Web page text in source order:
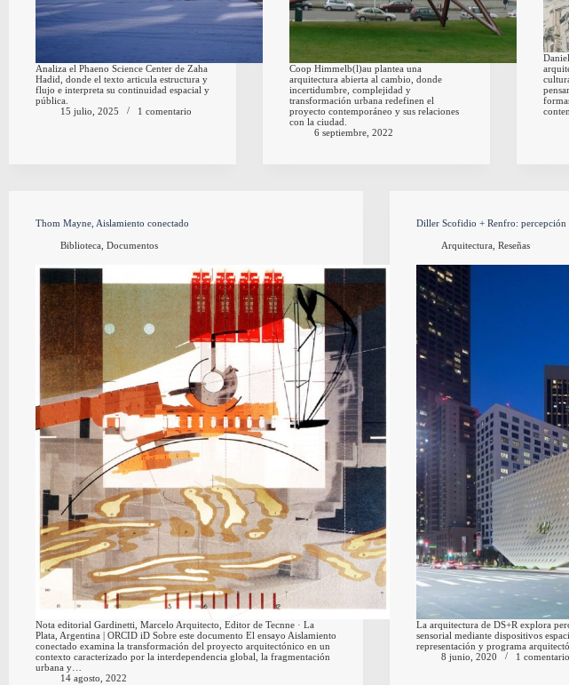
Analiza el Phaeno Science Center de Zaha
Hadid, donde el texto articula estructura y
flujo e interpreta su continuidad espacial y
pública.
15 julio, 2025
1 comentario
Coop Himmelb(l)au plantea una
arquitectura abierta al cambio, donde
incertidumbre, complejidad y
transformación urbana redefinen el
proyecto contemporáneo y sus relaciones
con la ciudad.
6 septiembre, 2022
Thom Mayne, Aislamiento conectado
Biblioteca, Documentos
Nota editorial Gardinetti, Marcelo Arquitecto, Editor de Tecnne · La
Plata, Argentina | ORCID iD Sobre este documento El ensayo Aislamiento
conectado examina la transformación del proyecto arquitectónico en un
contexto caracterizado por la interdependencia global, la fragmentación
urbana y…
14 agosto, 2022
Diller Scofidio + Renfro: percepción
Arquitectura, Reseñas
La arquitectura de DS+R explora
sensorial mediante dispositivos
representación y programa
8 junio, 2020
1 comentario